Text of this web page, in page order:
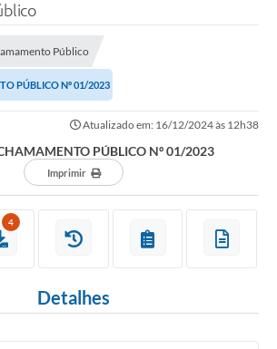
Público
PÚBLICO Nº 01/2023
Atualizado em: 16/12/2024 às 12h38
PÚBLICO Nº 01/2023
Imprimir
4
Detalhes